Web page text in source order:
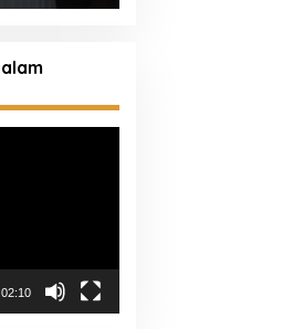
02:10